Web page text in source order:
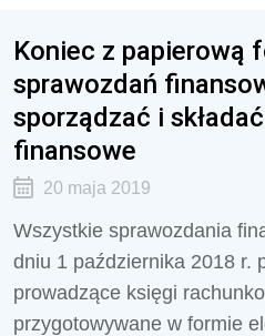
Koniec z papierową
sprawozdań
sporządzać i
finansowe
20 maja 2019
Wszystkie sprawozdania
dniu 1 października 2018 r.
prowadzące księgi
przygotowywane w formie